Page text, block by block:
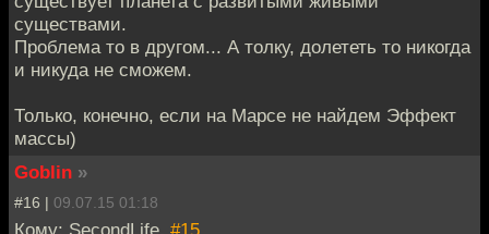
существами.
Проблема то в другом... А толку, долететь то никогда
и никуда не сможем.
Только, конечно, если на Марсе не найдем Эффект
массы)
Goblin »
#16 | 09.07.15 01:18